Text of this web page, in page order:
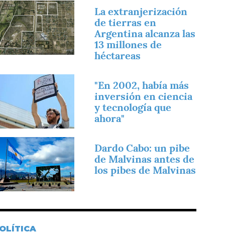
La extranjerización
de tierras en
Argentina alcanza las
13 millones de
héctareas
"En 2002, había más
inversión en ciencia
y tecnología que
ahora"
Dardo Cabo: un pibe
de Malvinas antes de
los pibes de Malvinas